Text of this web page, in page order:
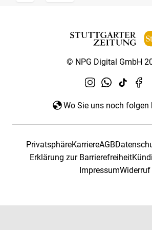
© NPG Digital GmbH
Wo Sie uns noch folgen
PrivatsphäreKarriereAGB
Erklärung zur Barrierefreiheit
ImpressumWiderruf